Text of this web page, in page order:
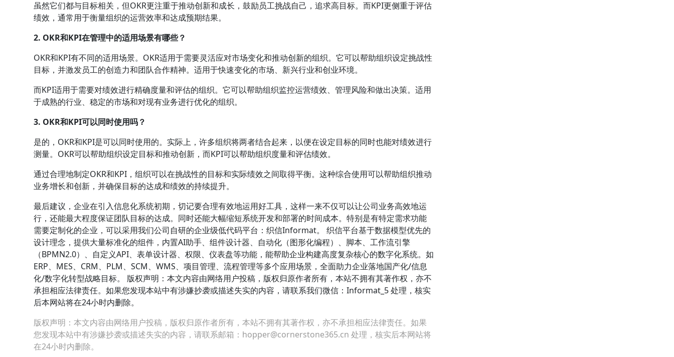
虽然它们都与目标相关，但OKR更注重于推动创新和成长，鼓励员工挑战自己，追求高目标。而KPI更侧重于评估
绩效，通常用于衡量组织的运营效率和达成预期结果。
2. OKR和KPI在管理中的适用场景有哪些？
OKR和KPI有不同的适用场景。OKR适用于需要灵活应对市场变化和推动创新的组织。它可以帮助组织设定挑战性
目标，并激发员工的创造力和团队合作精神。适用于快速变化的市场、新兴行业和创业环境。
而KPI适用于需要对绩效进行精确度量和评估的组织。它可以帮助组织监控运营绩效、管理风险和做出决策。适用
于成熟的行业、稳定的市场和对现有业务进行优化的组织。
3. OKR和KPI可以同时使用吗？
是的，OKR和KPI是可以同时使用的。实际上，许多组织将两者结合起来，以便在设定目标的同时也能对绩效进行
测量。OKR可以帮助组织设定目标和推动创新，而KPI可以帮助组织度量和评估绩效。
通过合理地制定OKR和KPI，组织可以在挑战性的目标和实际绩效之间取得平衡。这种综合使用可以帮助组织推动
业务增长和创新，并确保目标的达成和绩效的持续提升。
最后建议，企业在引入信息化系统初期，切记要合理有效地运用好工具，这样一来不仅可以让公司业务高效地运
行，还能最大程度保证团队目标的达成。同时还能大幅缩短系统开发和部署的时间成本。特别是有特定需求功能
需要定制化的企业，可以采用我们公司自研的企业级低代码平台：织信Informat。 织信平台基于数据模型优先的
设计理念，提供大量标准化的组件，内置AI助手、组件设计器、自动化（图形化编程）、脚本、工作流引擎
（BPMN2.0）、自定义API、表单设计器、权限、仪表盘等功能，能帮助企业构建高度复杂核心的数字化系统。如
ERP、MES、CRM、PLM、SCM、WMS、项目管理、流程管理等多个应用场景，全面助力企业落地国产化/信息
化/数字化转型战略目标。 版权声明：本文内容由网络用户投稿，版权归原作者所有，本站不拥有其著作权，亦不
承担相应法律责任。如果您发现本站中有涉嫌抄袭或描述失实的内容，请联系我们微信：Informat_5 处理，核实
后本网站将在24小时内删除。
版权声明：本文内容由网络用户投稿，版权归原作者所有，本站不拥有其著作权，亦不承担相应法律责任。如果
您发现本站中有涉嫌抄袭或描述失实的内容，请联系邮箱：hopper@cornerstone365.cn 处理，核实后本网站将
在24小时内删除。